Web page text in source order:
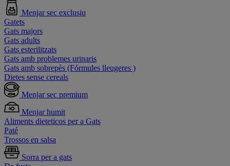
Menjar sec exclusiu
Gatets
Gats majors
Gats adults
Gats esterilitzats
Gats amb problemes urinaris
Gats amb sobrepès (Fórmules lleugeres )
Dietes sense cereals
Menjar sec premium
Menjar humit
Aliments dieteticos per a Gats
Paté
Trossos en salsa
Sorra per a gats